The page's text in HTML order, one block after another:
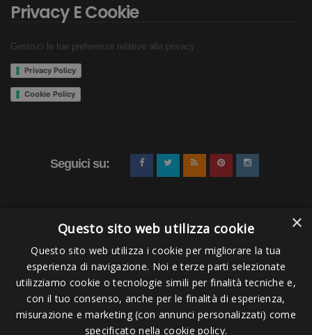
Privacy E Cookie
Gestisci le tue preferenze relative alla privacy
Privacy Policy
Cookie Policy
Seguici su:
Pagamenti Accettati
×
Questo sito web utilizza cookie
Questo sito web utilizza i cookie per migliorare la tua
esperienza di navigazione. Noi e terze parti selezionate
utilizziamo cookie o tecnologie simili per finalità tecniche e,
con il tuo consenso, anche per le finalità di esperienza,
misurazione e marketing (con annunci personalizzati) come
specificato nella cookie policy.